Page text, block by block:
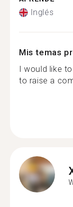
Inglés
Mis temas
I would like
to raise a